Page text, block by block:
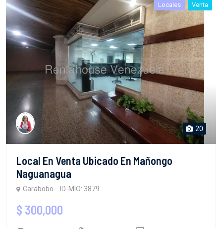
Locales Venta
20
Local En Venta Ubicado En Mañongo
Naguanagua
Carabobo ID-MIO: 3879
$ 300,000